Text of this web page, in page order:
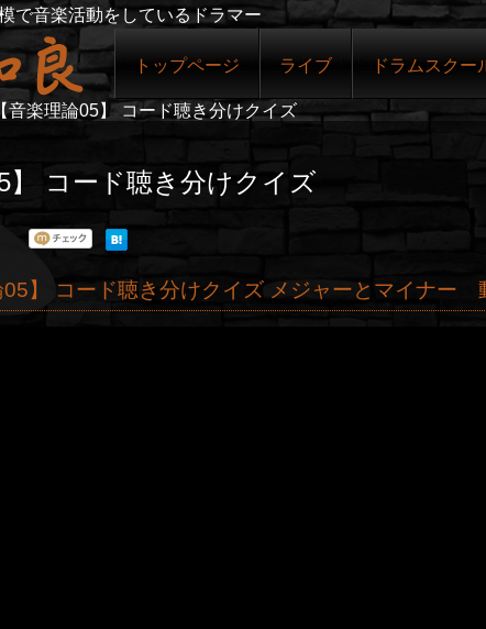
で音楽活動をしているドラマー
トップページ ライブ ドラムスクー
【音楽理論05】 コード聴き分けクイズ
】 コード聴き分けクイズ
05】 コード聴き分けクイズ メジャーとマイナー